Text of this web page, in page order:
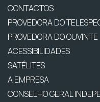
CONTACTOS
PROVEDORA DO
PROVEDORA DO OUVINTE
ACESSIBILIDADES
SATÉLITES
A EMPRESA
CONSELHO GERAL